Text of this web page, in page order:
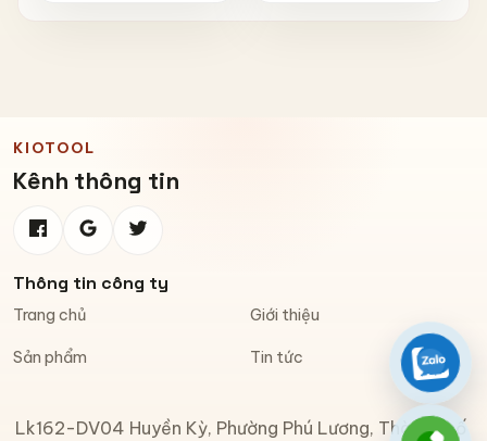
KIOTOOL
Kênh thông tin
Thông tin công ty
Trang chủ Giới thiệu
Sản phẩm Tin tức
Lk162-DV04 Huyền Kỳ, Phường Phú Lương, Thành phố
Zalo